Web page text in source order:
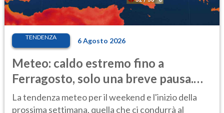
TENDENZA 6 Agosto 2026
Meteo: caldo estremo fino a
Ferragosto, solo una breve pausa.
Ecco dove
La tendenza meteo per il weekend e l'inizio della
prossima settimana, quella che ci condurrà al